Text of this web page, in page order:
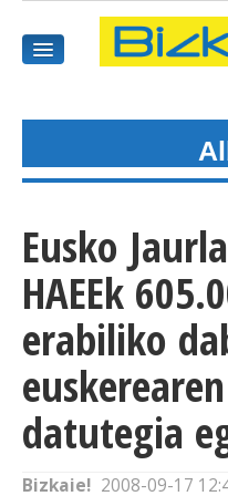
GAIAK
AGENDEA
KOMUNITATEA
ALBISTE GUZTIAK
BIDEOAK
Eusko
HAEEk
erabiliko
datutegia
Bizkaie! 2008-09-17